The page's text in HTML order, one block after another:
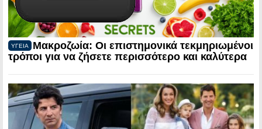
ΥΓΕΙΑ
Μακροζωία: Οι επιστημονικά τεκμηριωμένοι
τρόποι για να ζήσετε περισσότερο και καλύτερα